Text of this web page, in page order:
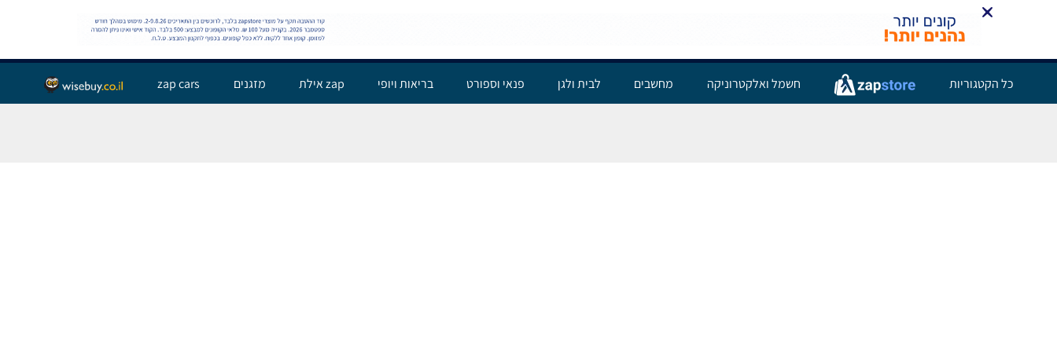
שלום אורח,
התחבר
כל הקטגוריות חשמל ואלקטרוניקה מחשבים לבית ולגן פנאי וספורט בריאות ויופי zap אילת מזגנים zap cars